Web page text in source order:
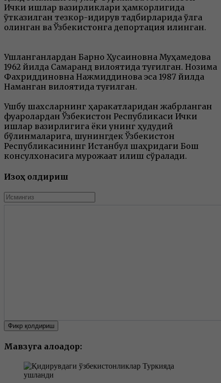
Ички ишлар вазирликлари ҳамкорлигида
ўтказилган тезкор-қидирув тадбирларида қўлга
олинган ва Ўзбекистонга депортация қилинган.
Ушланганлардан Барно Ҳусаиновна Муҳамедова
1962 йилда Самарқанд вилоятида туғилган. Нозима
Фахриддиновна Нажмиддинова эса 1987 йилда
Наманган вилоятида туғилган.
Ушбу шахсларнинг ҳаракатларидан жабрланган
фуқаролардан Ўзбекистон Республикаси Ички
ишлар вазирлигига ёки унинг ҳудудий
бўлинмаларига, шунингдек Ўзбекистон
Республикасининг Истанбул шаҳридаги Бош
консулхонасига мурожаат қилиш сўралади.
Изоҳ қолдириш
Фикр қолдириш
Мавзуга алоқадор: